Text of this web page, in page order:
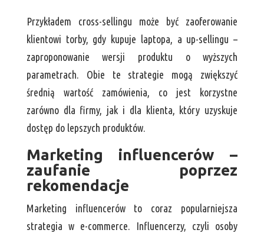
Przykładem cross-sellingu może być zaoferowanie
klientowi torby, gdy kupuje laptopa, a up-sellingu –
zaproponowanie wersji produktu o wyższych
parametrach. Obie te strategie mogą zwiększyć
średnią wartość zamówienia, co jest korzystne
zarówno dla firmy, jak i dla klienta, który uzyskuje
dostęp do lepszych produktów.
Marketing influencerów –
zaufanie poprzez
rekomendacje
Marketing influencerów to coraz popularniejsza
strategia w e-commerce. Influencerzy, czyli osoby